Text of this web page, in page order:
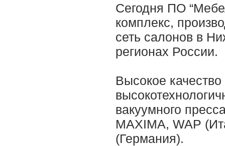
Сегодня ПО
комплекс,
сеть салонов в
регионах России.
Высокое
вакуумного
MAXIMA, WAP
(Германия).